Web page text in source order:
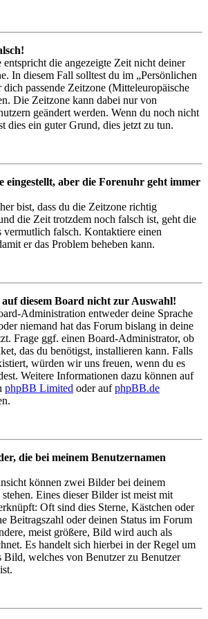
die angezeigte Zeit nicht deiner
In diesem Fall solltest du im „Persönlichen
passende Zeitzone (Mitteleuropäische
Die Zeitzone kann dabei nur von
geändert werden. Wenn du noch nicht
dies ein guter Grund, dies jetzt zu tun.
eingestellt, aber die Forenuhr geht immer
bist, dass du die Zeitzone richtig
die Zeit trotzdem noch falsch ist, geht die
vermutlich falsch. Kontaktiere einen
er das Problem beheben kann.
diesem Board nicht zur Auswahl!
Administration entweder deine Sprache
niemand hat das Forum bislang in deine
Frage ggf. einen Board-Administrator, ob
das du benötigst, installieren kann. Falls
würden wir uns freuen, wenn du es
Weitere Informationen dazu können auf
phpBB Limited oder aufphpBB.de
die bei meinem Benutzernamen
können zwei Bilder bei deinem
Eines dieser Bilder ist meist mit
Oft sind dies Sterne, Kästchen oder
Beitragszahl oder deinen Status im Forum
meist größere, Bild wird auch als
Es handelt sich hierbei in der Regel um
Bild, welches von Benutzer zu Benutzer